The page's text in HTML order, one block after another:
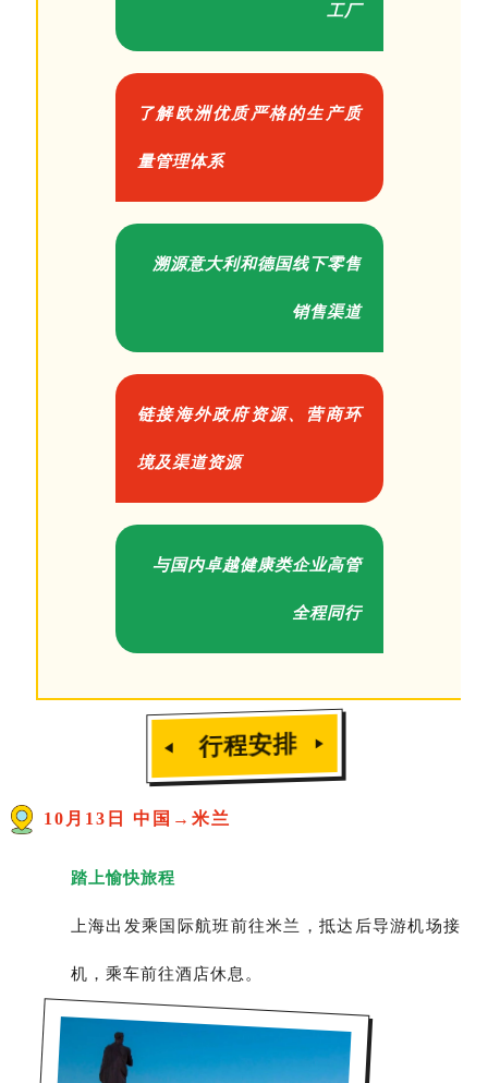
工厂
了解欧洲优质严格的生产质
量管理体系
溯源意大利和德国线下零售
销售渠道
链接海外政府资源、营商环
境及渠道资源
与国内卓越健康类企业高管
全程同行
◀ 行程安排 ▶
10月13日 中国→米兰
踏上愉快旅程
上海出发乘国际航班前往米兰，抵达后导游机场接
机，乘车前往酒店休息。